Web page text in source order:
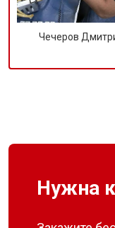
Чечеров
Нужна